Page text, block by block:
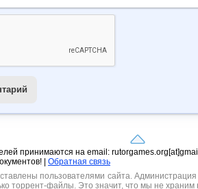
принимаются на email:
|
Обратная связь
пользователями сайта. Администрация
торрент-файлы. Это значит, что мы не